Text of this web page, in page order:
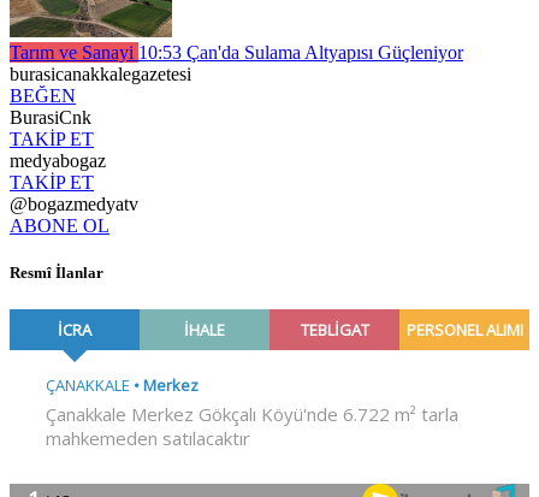
Tarım ve Sanayi 10:53 Çan'da Sulama Altyapısı Güçleniyor
burasicanakkalegazetesi
BEĞEN
BurasiCnk
TAKİP ET
medyabogaz
TAKİP ET
@bogazmedyatv
ABONE OL
Resmî İlanlar